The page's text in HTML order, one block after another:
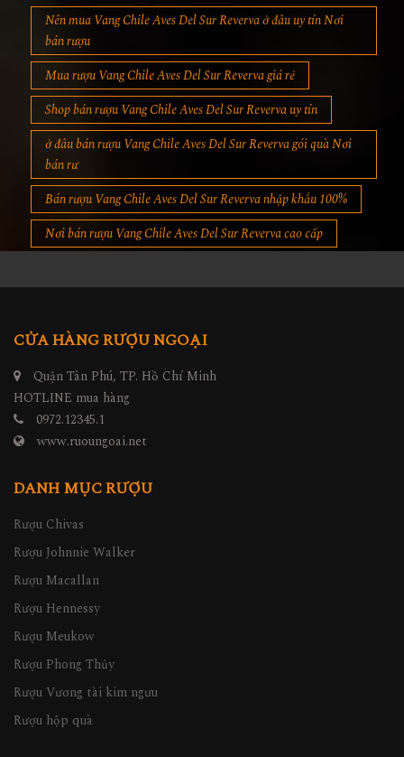
Nên mua Vang Chile Aves Del Sur Reverva ở đâu uy tín Nơi
bán rượu
Mua rượu Vang Chile Aves Del Sur Reverva giá rẻ
Shop bán rượu Vang Chile Aves Del Sur Reverva uy tín
ở đâu bán rượu Vang Chile Aves Del Sur Reverva gói quà Nơi
bán rư
Bán rượu Vang Chile Aves Del Sur Reverva nhập khẩu 100%
Nơi bán rượu Vang Chile Aves Del Sur Reverva cao cấp
CỬA HÀNG RƯỢU NGOẠI
Quận Tân Phú, TP. Hồ Chí Minh
HOTLINE mua hàng
0972.12345.1
www.ruoungoai.net
DANH MỤC RƯỢU
Rượu Chivas
Rượu Johnnie Walker
Rượu Macallan
Rượu Hennessy
Rượu Meukow
Rượu Phong Thủy
Rượu Vương tài kim ngưu
Rượu hộp quà